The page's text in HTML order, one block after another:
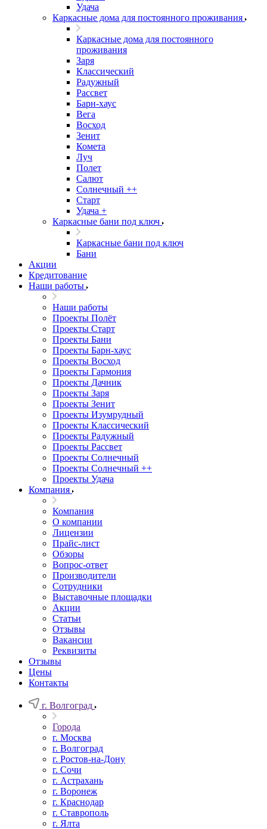
Удача
Каркасные дома для постоянного проживания
Каркасные дома для постоянного
проживания
Заря
Классический
Радужный
Рассвет
Барн-хаус
Вега
Восход
Зенит
Комета
Луч
Полет
Салют
Солнечный ++
Старт
Удача +
Каркасные бани под ключ
Каркасные бани под ключ
Бани
Акции
Кредитование
Наши работы
Наши работы
Проекты Полёт
Проекты Старт
Проекты Бани
Проекты Барн-хаус
Проекты Восход
Проекты Гармония
Проекты Дачник
Проекты Заря
Проекты Зенит
Проекты Изумрудный
Проекты Классический
Проекты Радужный
Проекты Рассвет
Проекты Солнечный
Проекты Солнечный ++
Проекты Удача
Компания
Компания
О компании
Лицензии
Прайс-лист
Обзоры
Вопрос-ответ
Производители
Сотрудники
Выставочные площадки
Акции
Статьи
Отзывы
Вакансии
Реквизиты
Отзывы
Цены
Контакты
г. Волгоград
Города
г. Москва
г. Волгоград
г. Ростов-на-Дону
г. Сочи
г. Астрахань
г. Воронеж
г. Краснодар
г. Ставрополь
г. Ялта